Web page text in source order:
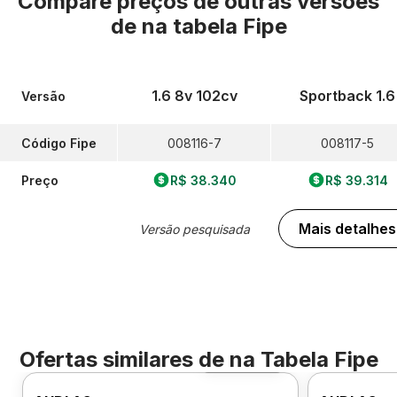
de na tabela Fipe
Versão
Código Fipe
Preço
1.6 8v 102cv
008116-7
R$ 38.340
Versão pesquisada
Sportback 1.6
008117-5
R$ 39.314
Mais detalhes
Ofertas similares de na Tabela Fipe
Foto 360º